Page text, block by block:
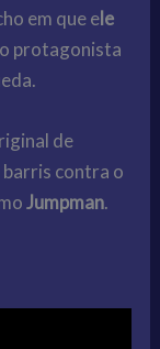
em que ele
protagonista
de
barris contra o
Jumpman.